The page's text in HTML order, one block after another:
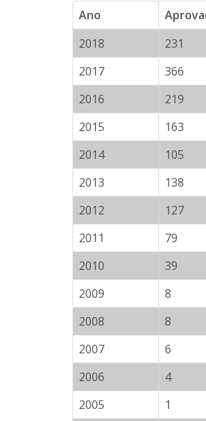
Ano
2018
231
2017
366
2016
219
2015
163
2014
105
2013
138
2012
127
2011
79
2010
39
2009
8
2008
8
2007
6
2006
4
2005
1